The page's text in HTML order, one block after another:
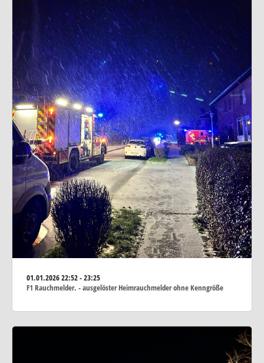
01.01.202622:52 - 23:25
F1 Rauchmelder. - ausgelöster Heimrauchmelder ohne Kenngröße